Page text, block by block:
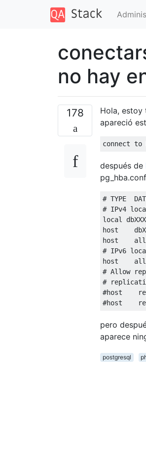
no hay
178
Hola, estoy
apareció
connect to
después de
#
# IPv4
local
host
host
# IPv6
host
# Allow
#
#host
#host
pero
aparece
postgresql